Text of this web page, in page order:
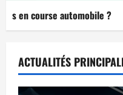
automobile ?
ACTUALITÉS